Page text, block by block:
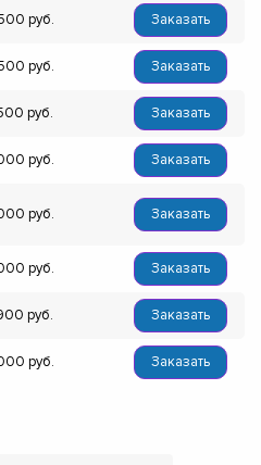
Заказать
Заказать
Заказать
Заказать
Заказать
Заказать
Заказать
Заказать